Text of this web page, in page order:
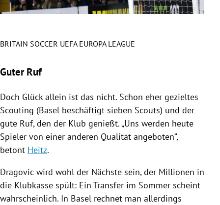
BRITAIN SOCCER UEFA EUROPA LEAGUE
Guter Ruf
Doch Glück allein ist das nicht. Schon eher gezieltes
Scouting (Basel beschäftigt sieben Scouts) und der
gute Ruf, den der Klub genießt. „Uns werden heute
Spieler von einer anderen Qualität angeboten“,
betont Heitz.
Dragovic wird wohl der Nächste sein, der Millionen in
die Klubkasse spült: Ein Transfer im Sommer scheint
wahrscheinlich. In Basel rechnet man allerdings